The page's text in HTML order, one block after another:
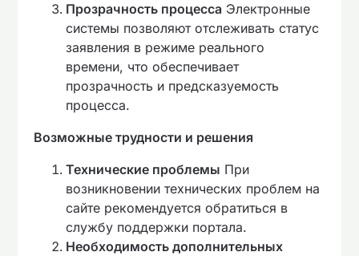
Прозрачность процесса Электронные
системы позволяют отслеживать статус
заявления в режиме реального
времени, что обеспечивает
прозрачность и предсказуемость
процесса.
Возможные трудности и решения
Технические проблемы При
возникновении технических проблем на
сайте рекомендуется обратиться в
службу поддержки портала.
Необходимость дополнительных